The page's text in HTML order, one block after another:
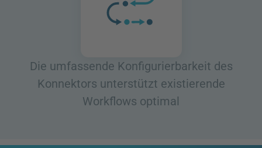
Die umfassende Konfigurierbarkeit des
Konnektors unterstützt existierende
Workflows optimal